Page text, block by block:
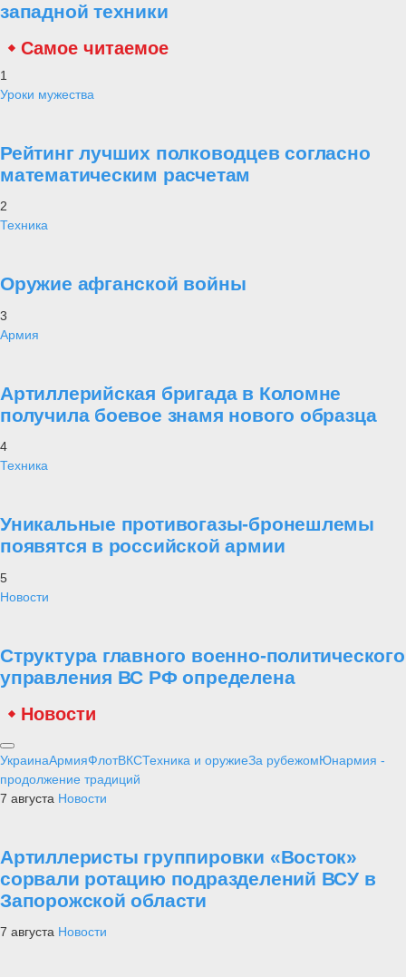
западной техники
Самое читаемое
1
Уроки мужества
Рейтинг лучших полководцев согласно
математическим расчетам
2
Техника
Оружие афганской войны
3
Армия
Артиллерийская бригада в Коломне
получила боевое знамя нового образца
4
Техника
Уникальные противогазы-бронешлемы
появятся в российской армии
5
Новости
Структура главного военно-политического
управления ВС РФ определена
Новости
УкраинаАрмияФлотВКСТехника и оружиеЗа рубежомЮнармия -
продолжение традиций
7 августа Новости
Артиллеристы группировки «Восток»
сорвали ротацию подразделений ВСУ в
Запорожской области
7 августа Новости